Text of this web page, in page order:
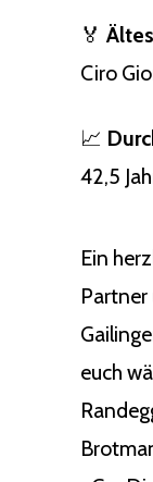
🏅
Ciro
📈
42,5
Ein
euch